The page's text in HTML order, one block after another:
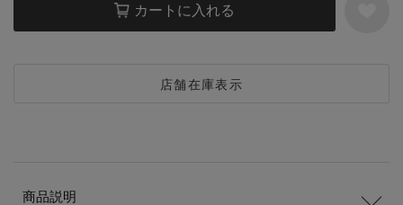
カートに入れる
店舗在庫表示
商品説明